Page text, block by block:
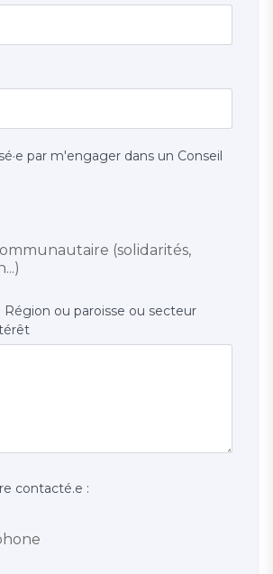
par m'engager dans un Conseil
(solidarités,
Région ou paroisse ou secteur
contacté.e :